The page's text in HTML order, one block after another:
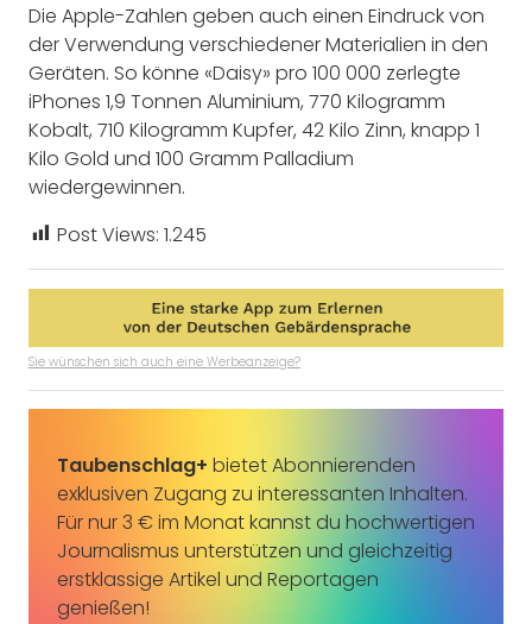
Die Apple-Zahlen geben auch einen Eindruck von
der Verwendung verschiedener Materialien in den
Geräten. So könne «Daisy» pro 100 000 zerlegte
iPhones 1,9 Tonnen Aluminium, 770 Kilogramm
Kobalt, 710 Kilogramm Kupfer, 42 Kilo Zinn, knapp 1
Kilo Gold und 100 Gramm Palladium
wiedergewinnen.
Post Views: 1.245
Sie wünschen sich auch eine Werbeanzeige?
Taubenschlag+ bietet Abonnierenden
exklusiven Zugang zu interessanten Inhalten.
Für nur 3 € im Monat kannst du hochwertigen
Journalismus unterstützen und gleichzeitig
erstklassige Artikel und Reportagen
genießen!